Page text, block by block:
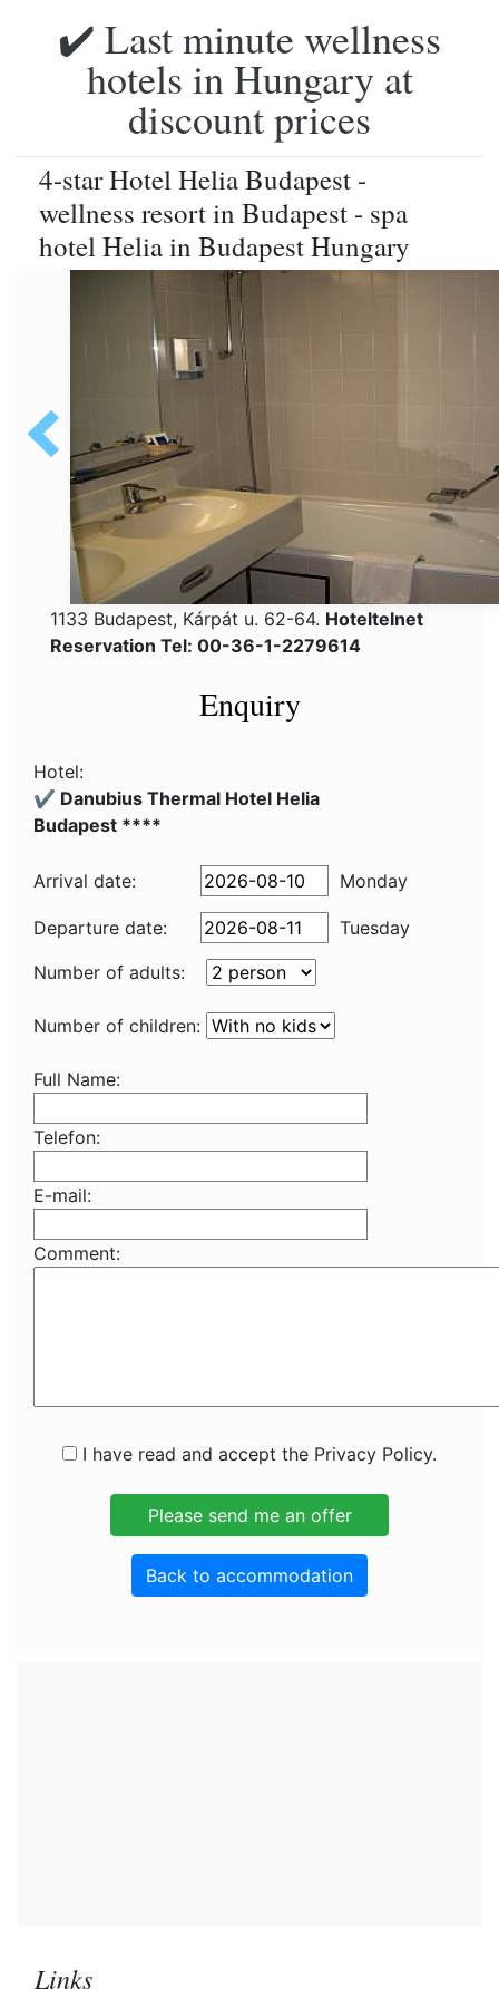
✔️ Last minute wellness
hotels in Hungary at
discount prices
4-star Hotel Helia Budapest -
wellness resort in Budapest - spa
hotel Helia in Budapest Hungary
1133 Budapest, Kárpát u. 62-64. Hoteltelnet
Reservation Tel: 00-36-1-2279614
Enquiry
Hotel:
✔️ Danubius Thermal Hotel Helia
Budapest ****
Arrival date: Monday
Departure date:
Tuesday
Number of adults:
Number of children:
Full Name:
Telefon:
E-mail:
Comment:
I have read and accept the Privacy Policy.
Back to accommodation
Links